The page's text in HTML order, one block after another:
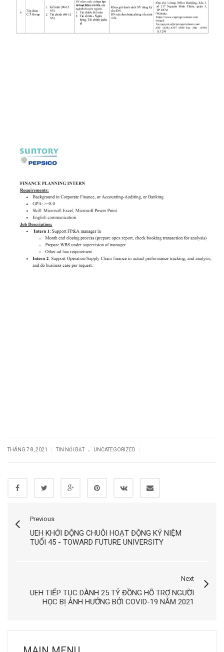
THÁNG 7 8, 2021 TIN NỔI BẬT . UNCATEGORIZED
Previous
UEH KHỞI ĐỘNG CHUỖI HOẠT ĐỘNG KỶ NIỆM
TUỔI 45 - TOWARD FUTURE UNIVERSITY
Next
UEH TIẾP TỤC DÀNH 25 TỶ ĐỒNG HỖ TRỢ NGƯỜI
HỌC BỊ ẢNH HƯỞNG BỞI COVID-19 NĂM 2021